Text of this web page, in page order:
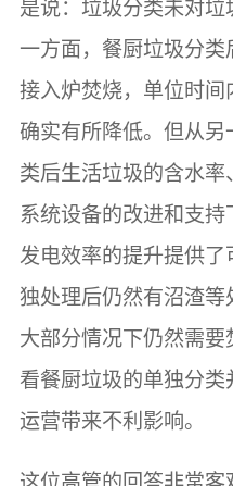
是说：垃圾分类未对垃
一方面，餐厨垃圾分
接入炉焚烧，单位时
确实有所降低。但从
类后生活垃圾的含水
系统设备的改进和支
发电效率的提升提供
独处理后仍然有沼渣等
大部分情况下仍然需
看餐厨垃圾的单独分
运营带来不利影响。